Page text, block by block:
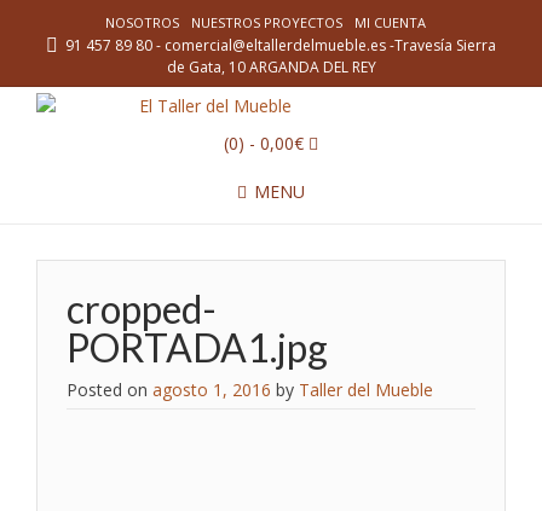
NOSOTROS NUESTROS PROYECTOS MI CUENTA
91 457 89 80 - comercial@eltallerdelmueble.es -Travesía Sierra
de Gata, 10 ARGANDA DEL REY
(0) - 0,00€
MENU
cropped-
PORTADA1.jpg
Posted on agosto 1, 2016 by Taller del Mueble